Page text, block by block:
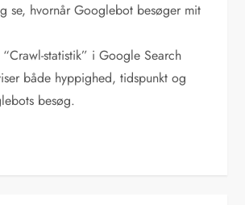
se, hvornår Googlebot besøger mit
statistik” i Google Search
både hyppighed, tidspunkt og
besøg.